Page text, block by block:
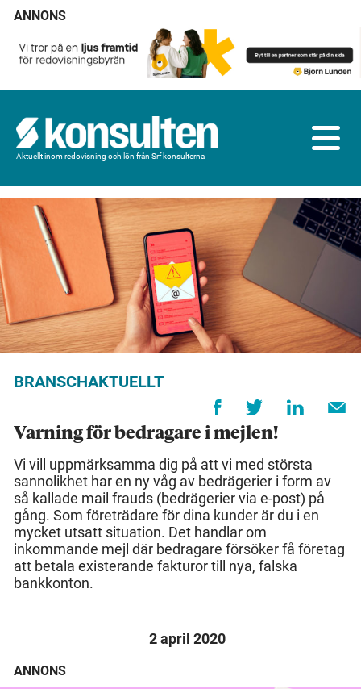
ANNONS
Aktuellt inom redovisning och lön från Srf konsulterna
BRANSCHAKTUELLT
Varning för bedragare i mejlen!
Vi vill uppmärksamma dig på att vi med största
sannolikhet har en ny våg av bedrägerier i form av
så kallade mail frauds (bedrägerier via e-post) på
gång. Som företrädare för dina kunder är du i en
mycket utsatt situation. Det handlar om
inkommande mejl där bedragare försöker få företag
att betala existerande fakturor till nya, falska
bankkonton.
2 april 2020
ANNONS